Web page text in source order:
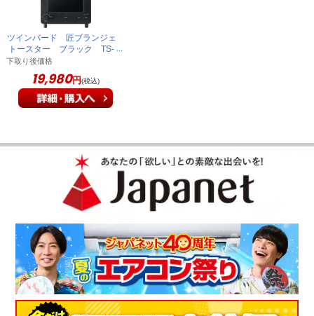
冷凍していたパンがおいしく焼けた
もおいしい！
（福岡県60代
食パンがおいしく焼けます
食パンは綺麗な焼き目が付いて、短時間でカリカリに焼けま
す。冷凍したパンは、ちゃんと中がふわふわで表面は焦げずに
焼けます。
ツインバード 匠ブランジェ
トースター ブラック TS-
D486B
下取り後価格
19,980円(税込)